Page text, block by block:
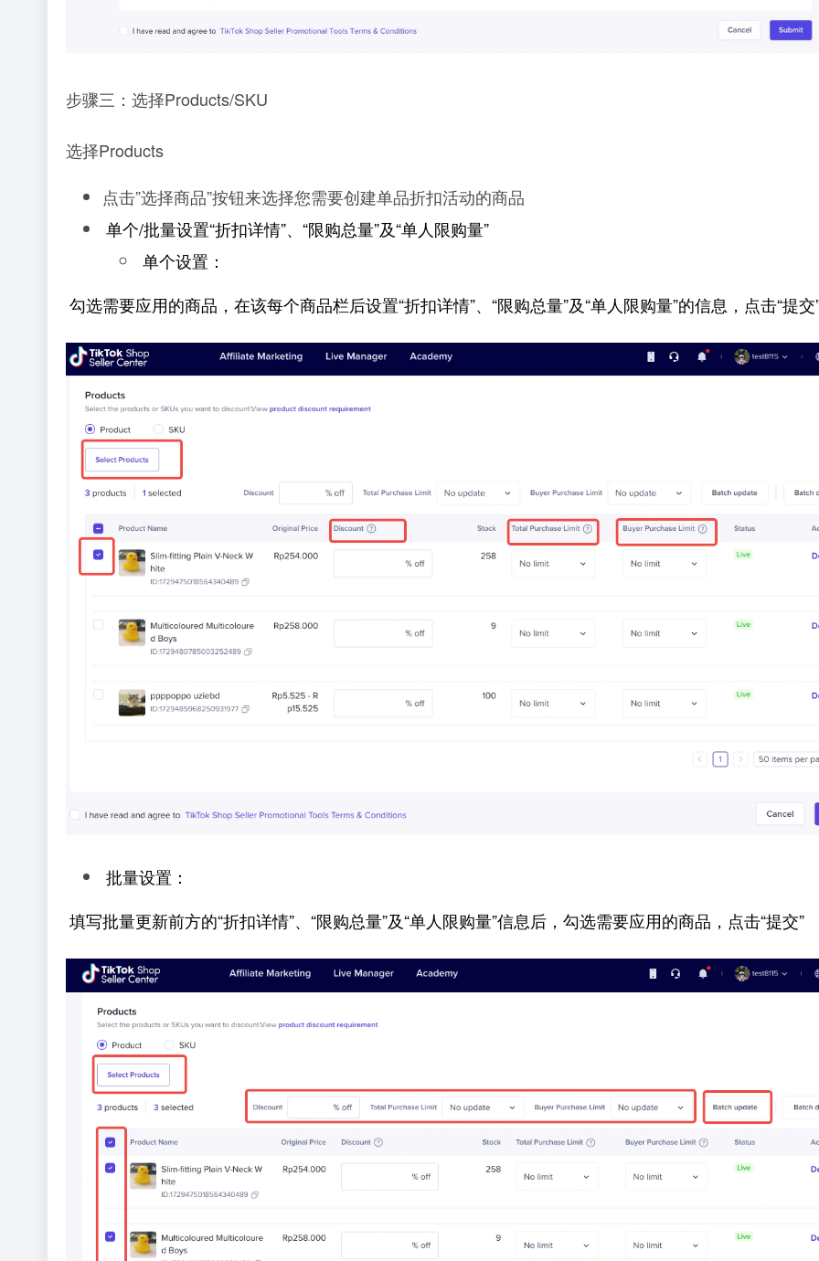
步骤三：选择Products/SKU
选择Products
点击”选择商品”按钮来选择您需要创建单品折扣活动的商品
单个/批量设置“折扣详情”、“限购总量”及“单人限购量”
单个设置：
勾选需要应用的商品，在该每个商品栏后设置“折扣详情”、“限购总量”及“单人限购量”的信息，点击“提交
批量设置：
填写批量更新前方的“折扣详情”、“限购总量”及“单人限购量”信息后，勾选需要应用的商品，点击“提交”